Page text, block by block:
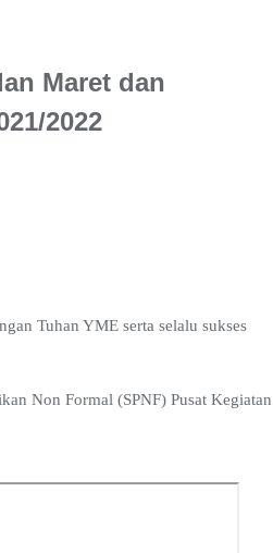
Maret dan
2022
Tuhan YME serta selalu sukses
Non Formal (SPNF) Pusat Kegiatan